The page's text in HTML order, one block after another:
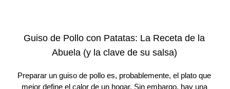
Guiso de Pollo con Patatas: La Receta de la
Abuela (y la clave de su salsa)
Preparar un guiso de pollo es, probablemente, el plato que
mejor define el calor de un hogar. Sin embargo, hay una